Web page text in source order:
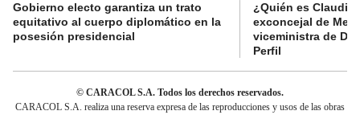
Gobierno electo garantiza un trato
equitativo al cuerpo diplomático en la
posesión presidencial
¿Quién es Claudia
exconcejal de
viceministra de
Perfil
© CARACOL S.A. Todos los derechos reservados.
CARACOL S.A. realiza una reserva expresa de las reproducciones y usos de las obras